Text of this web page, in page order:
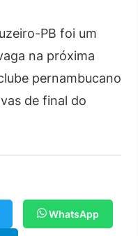
PB foi um
na próxima
pernambucano
de final do
WhatsApp